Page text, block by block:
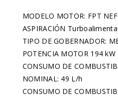
MODELO MOTOR: FPT
ASPIRACIÓN
TIPO DE GOBERNADOR:
POTENCIA MOTOR 194 kW
CONSUMO DE
NOMINAL: 49 L/h
CONSUMO DE